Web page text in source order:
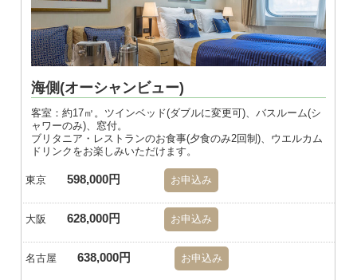
海側(オーシャンビュー)
客室：約17㎡。ツインベッド(ダブルに変更可)、バスルーム(シ
ャワーのみ)、窓付。
ブリタニア・レストランのお食事(夕食のみ2回制)、ウエルカム
ドリンクをお楽しみいただけます。
東京 598,000円 お申込み
大阪 628,000円 お申込み
名古屋 638,000円 お申込み